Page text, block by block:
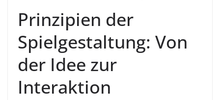
Prinzipien der
Spielgestaltung: Von
der Idee zur
Interaktion